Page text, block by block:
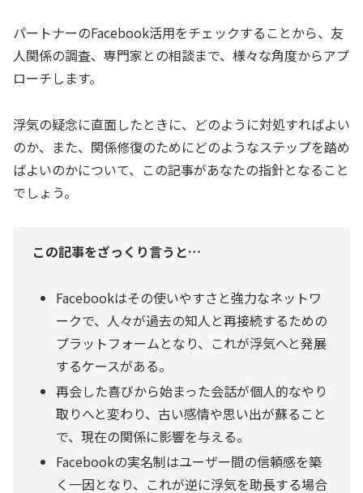
パートナーのFacebook活用をチェックすることから、友
人関係の調査、専門家との相談まで、様々な角度からアプ
ローチします。
浮気の疑念に直面したときに、どのように対処すればよい
のか、また、関係修復のためにどのようなステップを踏め
ばよいのかについて、この記事があなたの指針となること
でしょう。
この記事をざっくり言うと…
Facebookはその使いやすさと強力なネットワ
ークで、人々が過去の知人と再接続するための
プラットフォームとなり、これが浮気へと発展
するケースがある。
再会した喜びから始まった会話が個人的なやり
取りへと変わり、古い感情や思い出が蘇ること
で、現在の関係に影響を与える。
Facebookの実名制はユーザー間の信頼感を築
く一因となり、これが逆に浮気を助長する場合